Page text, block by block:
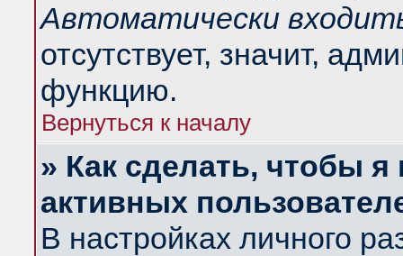
Автоматически
отсутствует, значит,
функцию.
Вернуться к началу
» Как сделать, чтобы
активных
В настройках личного